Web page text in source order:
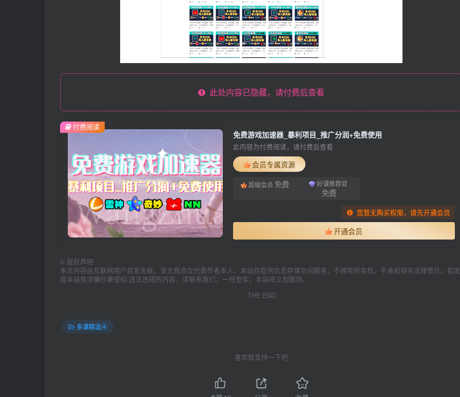
此处内容已隐藏，请付费后查看
免费游戏加速器_暴利项目_推广分润+免费使用
此内容为付费阅读，请付费后查看
会员专属资源
超级会员 免费 好课推荐官
免费
您暂无购买权限，请先开通会员
开通会员
付费阅读
© 版权声明
本文内容由互联网用户自发贡献，该文观点仅代表作者本人。本站仅提供信息存储空间服务，不拥有所有权，不承担相关法律责任。如发
现本站有涉嫌抄袭侵权/违法违规的内容，请联系我们，一经查实，本站将立刻删除。
THE END
多课精选④
喜欢就支持一下吧